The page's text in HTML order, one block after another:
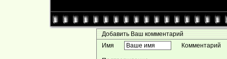
Добавить Ваш комментарий
Имя
Комментарий